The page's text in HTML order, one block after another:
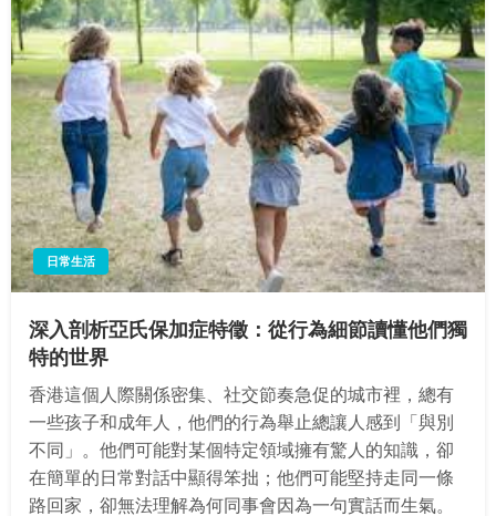
日常生活
深入剖析亞氏保加症特徵：從行為細節讀懂他們獨
特的世界
香港這個人際關係密集、社交節奏急促的城市裡，總有
一些孩子和成年人，他們的行為舉止總讓人感到「與別
不同」。他們可能對某個特定領域擁有驚人的知識，卻
在簡單的日常對話中顯得笨拙；他們可能堅持走同一條
路回家，卻無法理解為何同事會因為一句實話而生氣。